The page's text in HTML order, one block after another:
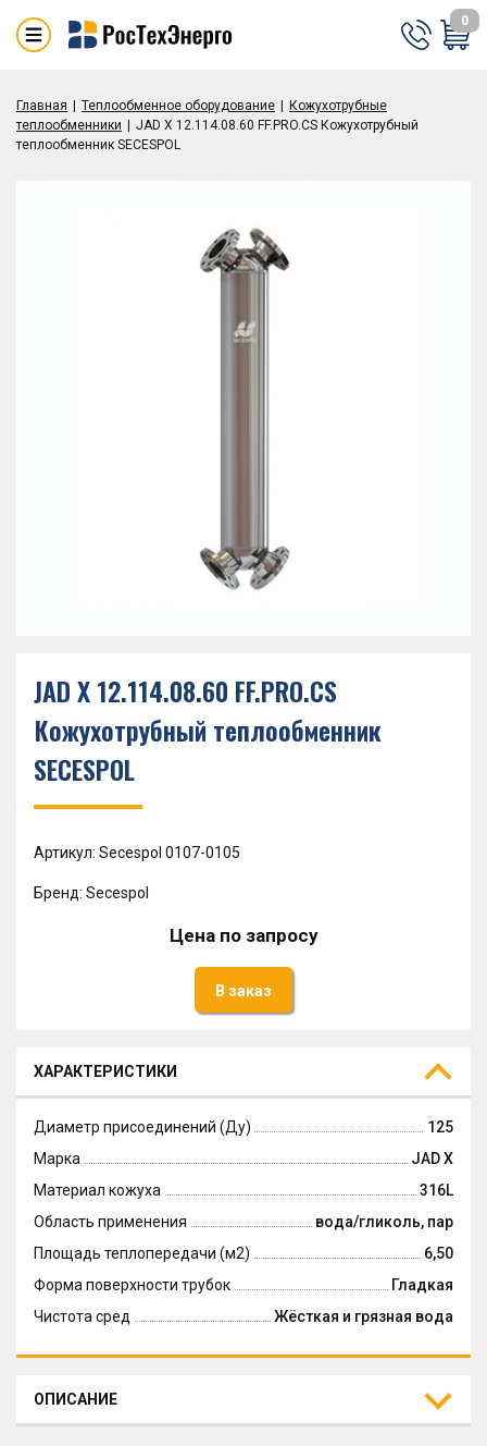
0
Главная Теплообменное оборудование
Кожухотрубные
теплообменники
JAD X 12.114.08.60 FF.PRO.CS Кожухотрубный
теплообменник SECESPOL
JAD X 12.114.08.60 FF.PRO.CS
Кожухотрубный теплообменник
SECESPOL
Артикул: Secespol 0107-0105
Бренд: Secespol
Цена по запросу
В заказ
ХАРАКТЕРИСТИКИ
Диаметр присоединений (Ду)
125
Марка
JAD X
Материал кожуха
316L
Область применения
вода/гликоль, пар
Площадь теплопередачи (м2)
6,50
Форма поверхности трубок
Гладкая
Чистота сред
Жёсткая и грязная вода
ОПИСАНИЕ